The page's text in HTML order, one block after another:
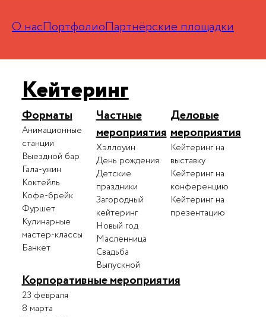
О насПортфолиоПартнёрские площадки
Кейтеринг
Форматы
Анимационные
станции
Выездной бар
Гала-ужин
Коктейль
Кофе-брейк
Фуршет
Кулинарные
мастер-классы
Банкет
Частные
мероприятия
Хэллоуин
День рождения
Детские
праздники
Загородный
кейтеринг
Новый год
Масленница
Свадьба
Выпускной
Деловые
мероприятия
Кейтеринг на
выставку
Кейтеринг на
конференцию
Кейтеринг на
презентацию
Корпоративные мероприятия
23 февраля
8 марта